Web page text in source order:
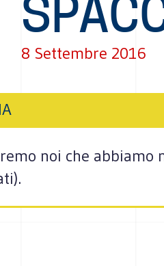
8 Settembre 2016
noi che